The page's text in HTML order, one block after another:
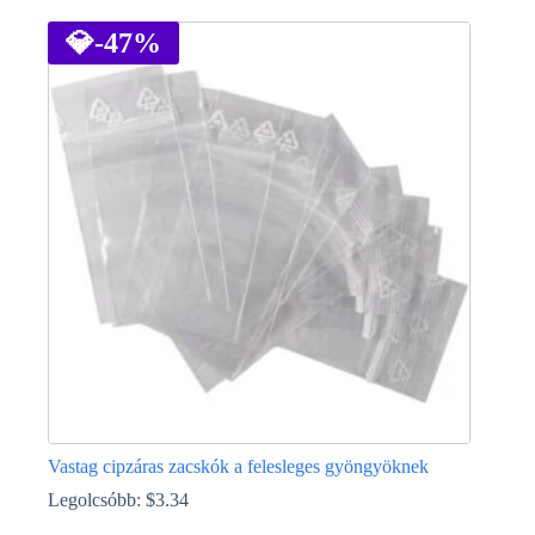
terméknek
több
variációja
van.
változatok
termékoldalon
választhatók
💎-47%
Vastag cipzáras zacskók a felesleges gyöngyöknek
Legolcsóbb: $3.34